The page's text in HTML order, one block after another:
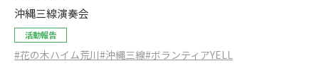
沖縄三線演奏会
活動報告
#花の木ハイム荒川#沖縄三線#ボランティアYELL